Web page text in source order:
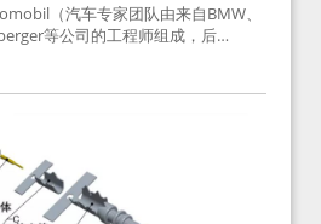
（汽车专家团队由来自BMW、
等公司的工程师组成，后
务及技术在2010年并入
为BMW需求用于车载收音机天线连
车行业通用标准的射频连接器，被业